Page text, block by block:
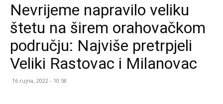
stranice
Grada
Nevrijeme napravilo veliku
štetu na širem orahovačkom
području: Najviše pretrpjeli
Veliki Rastovac i Milanovac
16 rujna, 2022 - 10:58